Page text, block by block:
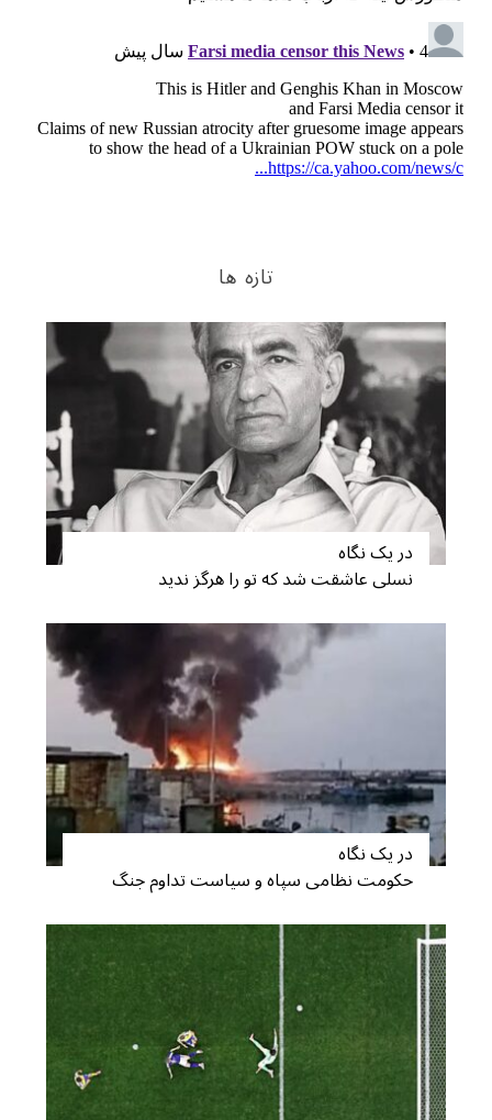
تازه ها
در یک نگاه
نسلی عاشقت شد که تو را هرگز ندید
در یک نگاه
حکومت نظامی سپاه و سیاست تداوم جنگ
c
h
f
o
r
: